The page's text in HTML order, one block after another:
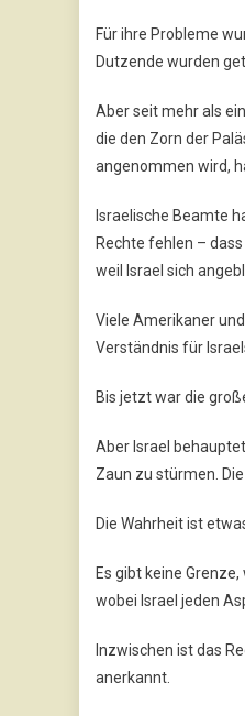
Für ihre Probleme
Dutzende wurden
Aber seit mehr als
die den Zorn der
angenommen wird,
Israelische Beamte
Rechte fehlen –
weil Israel sich
Viele Amerikaner
Verständnis für
Bis jetzt war die
Aber Israel
Zaun zu stürmen.
Die Wahrheit ist
Es gibt keine
wobei Israel jeden
Inzwischen ist das
anerkannt.